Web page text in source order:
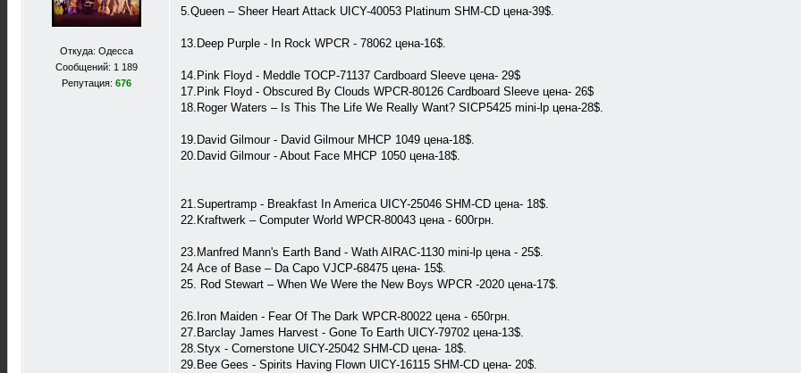
Откуда: Одесса
Сообщений: 1 189
Репутация: 676
5.Queen – Sheer Heart Attack UICY-40053 Platinum SHM-CD цена-39$.
13.Deep Purple - In Rock WPCR - 78062 цена-16$.
14.Pink Floyd - Meddle TOCP-71137 Cardboard Sleeve цена- 29$
17.Pink Floyd - Obscured By Clouds WPCR-80126 Cardboard Sleeve цена- 26$
18.Roger Waters – Is This The Life We Really Want? SICP5425 mini-lp цена-28$.
19.David Gilmour - David Gilmour MHCP 1049 цена-18$.
20.David Gilmour - About Face MHCP 1050 цена-18$.
21.Supertramp - Breakfast In America UICY-25046 SHM-CD цена- 18$.
22.Kraftwerk – Computer World WPCR-80043 цена - 600грн.
23.Manfred Mann's Earth Band - Wath AIRAC-1130 mini-lp цена - 25$.
24 Ace of Base – Da Capo VJCP-68475 цена- 15$.
25. Rod Stewart – When We Were the New Boys WPCR -2020 цена-17$.
26.Iron Maiden - Fear Of The Dark WPCR-80022 цена - 650грн.
27.Barclay James Harvest - Gone To Earth UICY-79702 цена-13$.
28.Styx - Cornerstone UICY-25042 SHM-CD цена- 18$.
29.Bee Gees - Spirits Having Flown UICY-16115 SHM-CD цена- 20$.